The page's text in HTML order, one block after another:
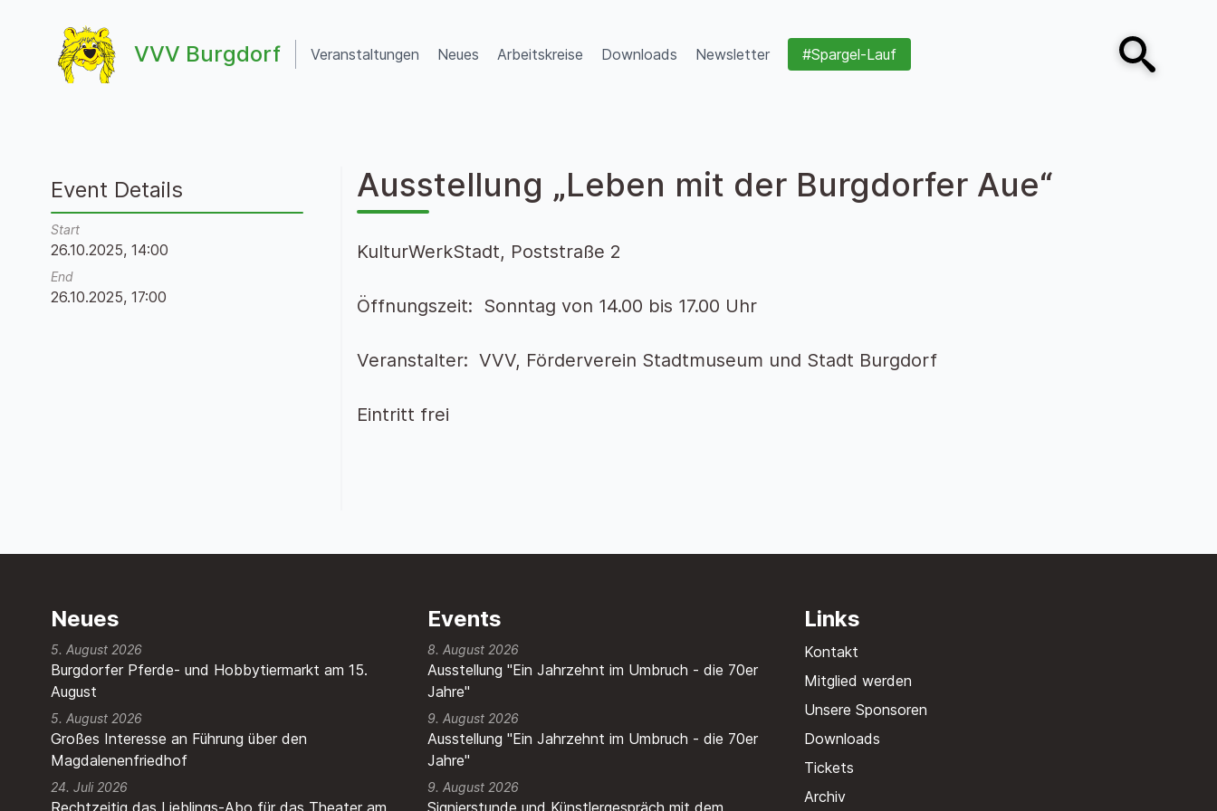
VVV Burgdorf
VVV Burgdorf
Veranstaltungen Neues Arbeitskreise Downloads Newsletter #Spargel-Lauf
Open search
Ausstellung „Leben mit der Burgdorfer Aue“
KulturWerkStadt, Poststraße 2
Öffnungszeit: Sonntag von 14.00 bis 17.00 Uhr
Veranstalter: VVV, Förderverein Stadtmuseum und Stadt Burgdorf
Eintritt frei
Event Details
Start
26.10.2025, 14:00
End
26.10.2025, 17:00
Neues
Burgdorfer Pferde- und Hobbytiermarkt am 15.
August
5. August 2026
Großes Interesse an Führung über den
Magdalenenfriedhof
5. August 2026
Rechtzeitig das Lieblings-Abo für das Theater am
24. Juli 2026
Events
8. August 2026
Ausstellung "Ein Jahrzehnt im Umbruch - die 70er
Jahre"
9. August 2026
Ausstellung "Ein Jahrzehnt im Umbruch - die 70er
Jahre"
9. August 2026
Signierstunde und Künstlergespräch mit dem
Links
Kontakt
Mitglied werden
Unsere Sponsoren
Downloads
Tickets
Archiv